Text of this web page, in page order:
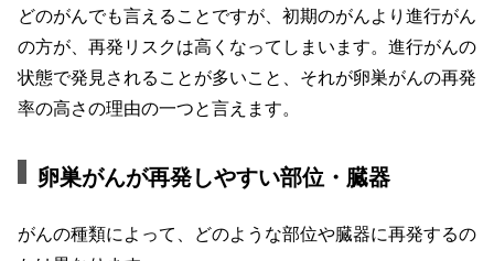
どのがんでも言えることですが、初期のがんより進行がん
の方が、再発リスクは高くなってしまいます。進行がんの
状態で発見されることが多いこと、それが卵巣がんの再発
率の高さの理由の一つと言えます。
卵巣がんが再発しやすい部位・臓器
がんの種類によって、どのような部位や臓器に再発するの